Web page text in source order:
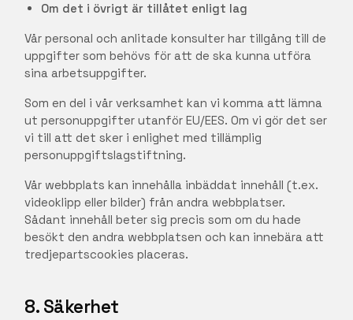
Om det i övrigt är tillåtet enligt lag
Vår personal och anlitade konsulter har tillgång till de
uppgifter som behövs för att de ska kunna utföra
sina arbetsuppgifter.
Som en del i vår verksamhet kan vi komma att lämna
ut personuppgifter utanför EU/EES. Om vi gör det ser
vi till att det sker i enlighet med tillämplig
personuppgiftslagstiftning.
Vår webbplats kan innehålla inbäddat innehåll (t.ex.
videoklipp eller bilder) från andra webbplatser.
Sådant innehåll beter sig precis som om du hade
besökt den andra webbplatsen och kan innebära att
tredjepartscookies placeras.
8. Säkerhet